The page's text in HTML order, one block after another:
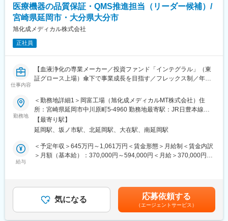
の方針でQMS（品質マネジメントシステム）を業務の中心に据え
ています。そのため、品質部門の仕事は重要視されていて、やり
がいのあるものとなっています。
変更の範囲：会社の定める業務
報を大量にデータベースへ蓄積します。生産される製品はロット
として自動的に搬送され、自動的に着工/完成されます。そして、
より効率的に生産するための周辺システムの開発や、生産システ
ムの安定化に向けたシステムの維持、異常検知の導入なども開発
しています。
現在、3カ所の拠点（川崎、平塚、大分）を10人程度でリモート
で運用監視しており、更なる安定化のために人数の拡大を行いま
す。業務を習熟したのちには、在宅勤務も可能（詳細は面談後）
■先輩社員の声：
転職者も経験を積めばリーダーとして活躍できます。周囲も親切
であり、教育なども充実しています。社外のベンダーとも対等に
す。システム構成は複雑ですが、これによって半導体工場が自動
で生産していると考えれば自分の業務が重要さを認識できます。1
医療機器の品質保証・QMS推進担当（リーダー候補）/
宮崎県延岡市・大分県大分市
旭化成メディカル株式会社
正社員
仕事内容
【血液浄化の専業メーカー／投資ファンド「インテグラル」（東
証グロース上場）傘下で事業成長を目指す／フレックス制／年間
■業務概要：
医療機器に関する法規制・規格（国内・海外）に則った品質保証
業務をご担当いただきます。顧客に安全、安心、安定な製品を提
供するための品質保証を行う業務です。
■具体的な業務内容：
・工場地区での医療機器品質マネジメントシステム（QMS）の運
・技術文書等の維持・管理
・国内外の医療機器関連規制および国際規格等に変更が起きた際
勤務地
＜勤務地詳細1＞岡富工場（旭化成メディカルMT株式会社）住
所：宮崎県延岡市中川原町5-4960 勤務地最寄駅：JR日豊本線／
延岡駅受動喫煙対策：屋内喫煙可能場所あり＜勤務地詳細2＞大分
工場住所：大分県大分市大字里2111-2 勤務地最寄駅：JR線／坂
の定める事業所
【最寄り駅】
延岡駅、坂ノ市駅、北延岡駅、大在駅、南延岡駅
給与
＜予定年収＞645万円～1,061万円＜賃金形態＞月給制＜賃金内訳
＞月額（基本給）：370,000円～594,000円＜月給＞370,000円～
は固定手当を含めた表記です。
気になる 応募依頼する
（エージェントサービス）